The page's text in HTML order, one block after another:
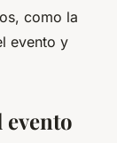
como la
evento y